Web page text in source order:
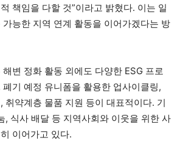
책임을 다할 것”이라고 밝혔다. 이는 일
능한 지역 연계 활동을 이어가겠다는 방
변 정화 활동 외에도 다양한 ESG 프로
기 예정 유니폼을 활용한 업사이클링,
취약계층 물품 지원 등이 대표적이다. 기
, 식사 배달 등 지역사회와 이웃을 위한 사
이어가고 있다.